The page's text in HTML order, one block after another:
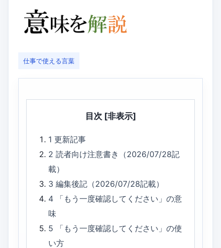
仕事で使える言葉
目次 [非表示]
1更新記事
2読者向け注意書き（2026/07/28記
載）
3編集後記（2026/07/28記載）
4
「もう一度確認してください」の意
味
5
「もう一度確認してください」の使
い方